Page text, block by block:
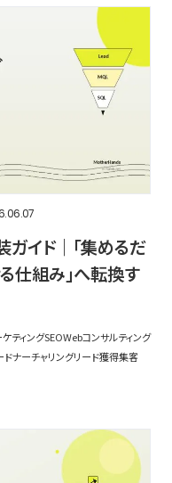
ガイド｜「集めるだ
仕組み」へ転換す
ティングSEOWebコンサルティング
ドナーチャリングリード獲得集客